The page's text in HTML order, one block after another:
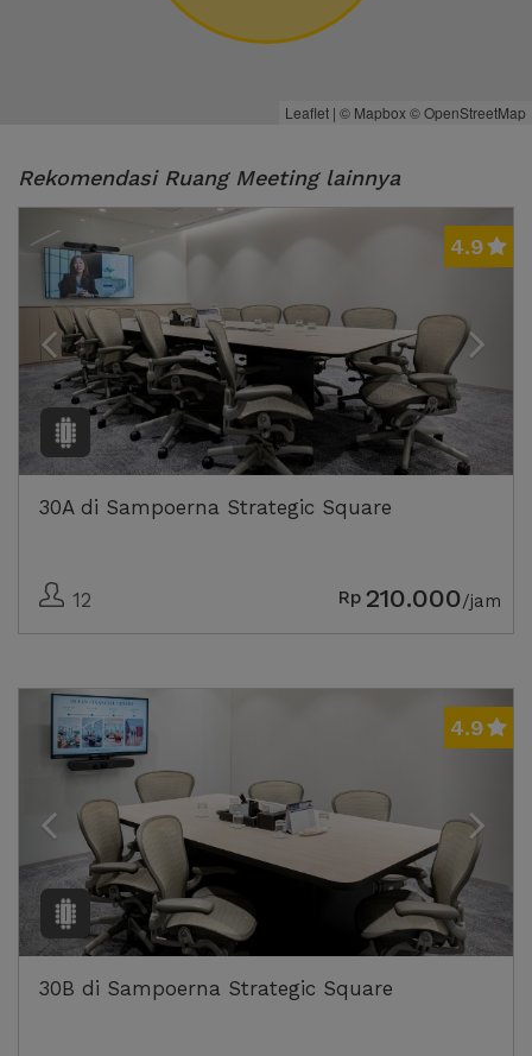
Leaflet | © Mapbox©OpenStreetMap
Rekomendasi Ruang Meeting lainnya
Previous Next
4.9
30A di Sampoerna Strategic Square
12 Rp 210.000/jam
Previous Next
4.9
30B di Sampoerna Strategic Square